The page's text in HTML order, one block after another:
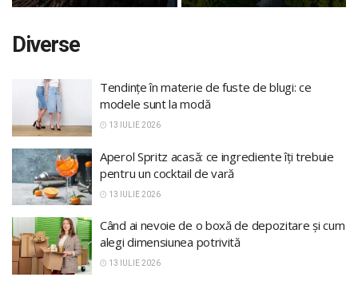
Diverse
Tendințe în materie de fuste de blugi: ce
modele sunt la modă
13 IULIE 2026
Aperol Spritz acasă: ce ingrediente îți trebuie
pentru un cocktail de vară
13 IULIE 2026
Când ai nevoie de o boxă de depozitare și cum
alegi dimensiunea potrivită
13 IULIE 2026